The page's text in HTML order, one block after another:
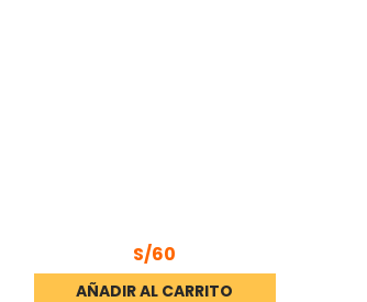
S/60
AÑADIR AL CARRITO